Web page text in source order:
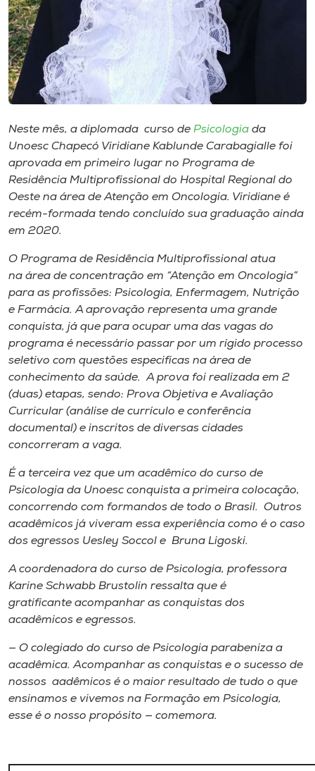
A+
A-
Neste mês, a diplomada curso de Psicologia da
Unoesc Chapecó Viridiane Kablunde Carabagialle foi
aprovada em primeiro lugar no Programa de
Residência Multiprofissional do Hospital Regional do
Oeste na área de Atenção em Oncologia. Viridiane é
recém-formada tendo concluído sua graduação ainda
em 2020.
O Programa de Residência Multiprofissional atua
na área de concentração em “Atenção em Oncologia”
para as profissões: Psicologia, Enfermagem, Nutrição
e Farmácia. A aprovação representa uma grande
conquista, já que para ocupar uma das vagas do
programa é necessário passar por um rígido processo
seletivo com questões especificas na área de
conhecimento da saúde. A prova foi realizada em 2
(duas) etapas, sendo: Prova Objetiva e Avaliação
Curricular (análise de currículo e conferência
documental) e inscritos de diversas cidades
concorreram a vaga.
É a terceira vez que um acadêmico do curso de
Psicologia da Unoesc conquista a primeira colocação,
concorrendo com formandos de todo o Brasil. Outros
acadêmicos já viveram essa experiência como é o caso
dos egressos Uesley Soccol e Bruna Ligoski.
A coordenadora do curso de Psicologia, professora
Karine Schwabb Brustolin ressalta que é
gratificante acompanhar as conquistas dos
acadêmicos e egressos.
— O colegiado do curso de Psicologia parabeniza a
acadêmica. Acompanhar as conquistas e o sucesso de
nossos aadêmicos é o maior resultado de tudo o que
ensinamos e vivemos na Formação em Psicologia,
esse é o nosso propósito — comemora.